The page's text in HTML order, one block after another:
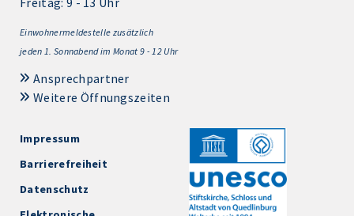
Einwohnermeldestelle zusätzlich
jeden 1. Sonnabend im Monat 9 - 12 Uhr
Ansprechpartner
Weitere Öffnungszeiten
Impressum
Barrierefreiheit
Datenschutz